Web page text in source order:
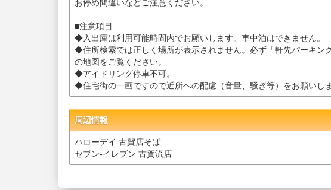
お停め間違いなどご注意ください。
■注意項目
◆入出庫は利用可能時間内でお願いします。車中泊はできません。
◆住所検索では正しく場所が表示されません。必ず「軒先パーキン
の地図をご覧ください。
◆アイドリング停車不可。
◆住宅街の一画ですので近所への配慮（音量、騒ぎ等）をお願いしま
周辺情報
ハローデイ 古賀店そば
セブン-イレブン 古賀流店